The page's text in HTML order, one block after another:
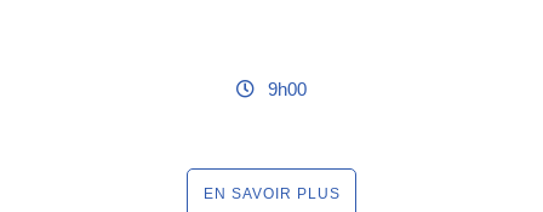
9h00
EN SAVOIR PLUS